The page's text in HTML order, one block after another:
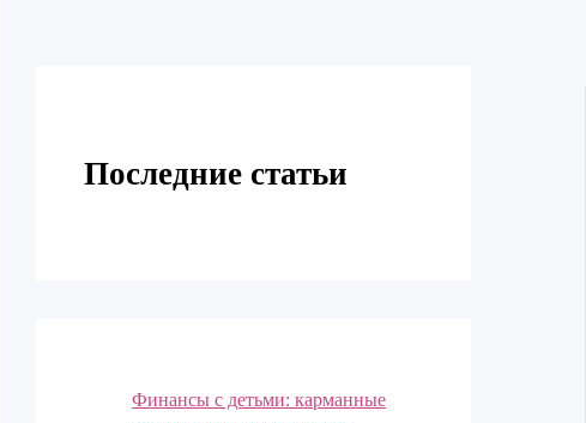
Последние статьи
Финансы с детьми: карманные